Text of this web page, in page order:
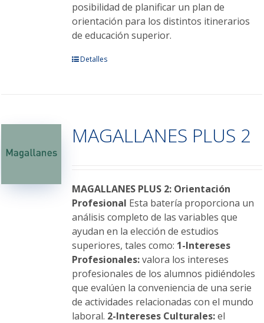
posibilidad de planificar un plan de
orientación para los distintos itinerarios
de educación superior.
Detalles
MAGALLANES PLUS 2
MAGALLANES PLUS 2: Orientación
Profesional Esta batería proporciona un
análisis completo de las variables que
ayudan en la elección de estudios
superiores, tales como: 1-Intereses
Profesionales:valora los intereses
profesionales de los alumnos pidiéndoles
que evalúen la conveniencia de una serie
de actividades relacionadas con el mundo
laboral. 2-Intereses Culturales:el